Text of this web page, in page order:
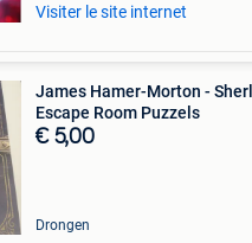
Visiter le site internet
James Hamer-Morton -
Escape Room Puzzels
€ 5,00
Drongen